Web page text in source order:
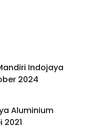
Indojaya
2024
Aluminium